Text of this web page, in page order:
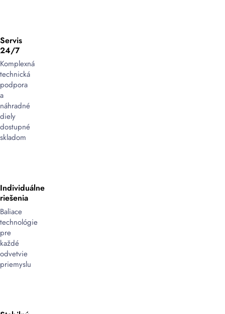
balenie
kde
je
potrebná
vysoká
rýchlosť,
presnosť
a
efektivita.
Tieto
stroje
ktorá
sa
pri
zahriatí
perfektne
obopne
okolo
produktov,
čím
ochranu
Servis
24/7
Komplexná
technická
podpora
a
náhradné
diely
dostupné
skladom
Individuálne
riešenia
Baliace
technológie
pre
každé
odvetvie
priemyslu